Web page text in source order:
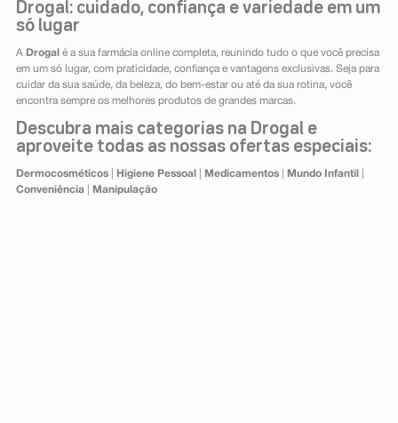
Drogal: cuidado, confiança e variedade em um
só lugar
A Drogal é a sua farmácia online completa, reunindo tudo o que você precisa
em um só lugar, com praticidade, confiança e vantagens exclusivas. Seja para
cuidar da sua saúde, da beleza, do bem-estar ou até da sua rotina, você
encontra sempre os melhores produtos de grandes marcas.
Descubra mais categorias na Drogal e
aproveite todas as nossas ofertas especiais:
Dermocosméticos| Higiene Pessoal Medicamentos| Mundo Infantil
Conveniência| Manipulação